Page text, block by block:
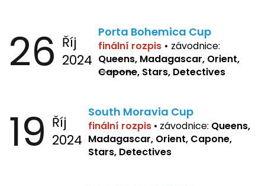
26 Říj
2024
Porta Bohemica Cup
finální rozpis • závodnice:
Queens, Madagascar, Orient,
Capone, Stars, Detectives
19 Říj
2024
South Moravia Cup
finální rozpis • závodnice: Queens,
Madagascar, Orient, Capone,
Stars, Detectives